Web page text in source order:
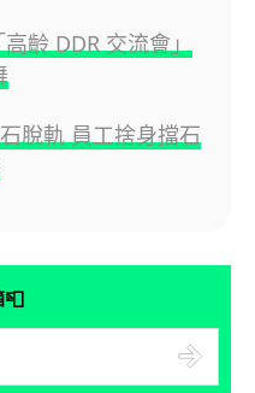
齡 DDR 交流會」
脫軌 員工捨身擋石
📮